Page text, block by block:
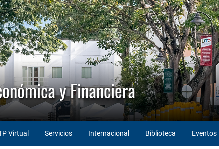
y Financiera
Virtual Servicios Internacional Biblioteca Eventos